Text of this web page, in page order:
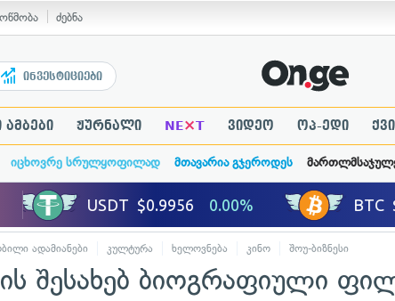
ძებნა
ინვესტიციები
ჟურნალი NE×T ვიდეო ოპ-ედი
იცხოვრე სრულყოფილად მთავარია გჯეროდეს
ადამიანები კულტურა ხელოვნება კინო შოუ-ბიზნესი
შესახებ ბიოგრაფიული